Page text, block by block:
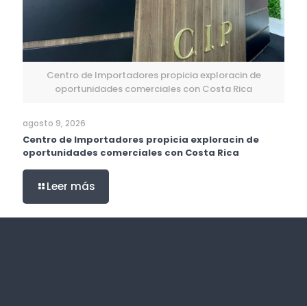
Centro de Importadores propicia exploracin de
oportunidades comerciales con Costa Rica
agosto 9, 2026
Centro de Importadores propicia exploracin de
oportunidades comerciales con Costa Rica
Leer más